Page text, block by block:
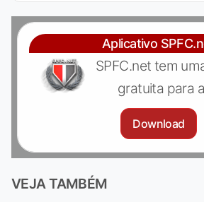
Aplicativo
SPFC.net tem
gratuita para
Download
VEJA TAMBÉM